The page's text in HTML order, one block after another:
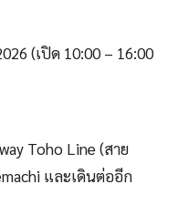
(เปิด 10:00 – 16:00
Toho Line (สาย
และเดินต่ออีก